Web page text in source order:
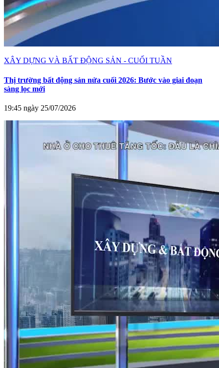
XÂY DỰNG VÀ BẤT ĐỘNG SẢN - CUỐI TUẦN
Thị trường bất động sản nửa cuối 2026: Bước vào giai đoạn
sàng lọc mới
19:45 ngày 25/07/2026